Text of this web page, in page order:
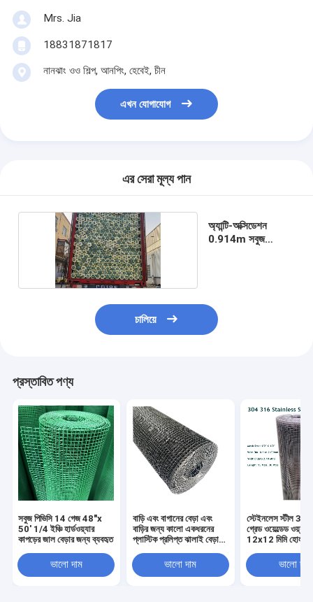
Mrs. Jia
18831871817
নানঝাং ওও শিল্প, আনপিং, হেবেই, চীন
এখন যোগাযোগ
এর সেরা মূল্য পান
অ্যান্টি-অক্সিডেশন
0.914m সবুজ
চালিয়ে
প্রস্তাবিত পণ্য
সবুজ পিভিসি 14 গেজ 48"x
50' 1/4 ইঞ্চি হার্ডওয়্যার
কাপড়ের জাল বেড়ার জন্য ব্যবহৃত
ভালো দাম
বাড়ি এবং বাগানের বেড়া এবং
বাড়ির জন্য কালো একধরনের
প্লাস্টিক প্রলিপ্ত ঝালাই বেড়া
ভালো দাম
স্টেইনলেস স্টীল
গ্রেড ওয়েল্ডেড ওয়্যার
12x12 মিমি হোল
ভালো দাম